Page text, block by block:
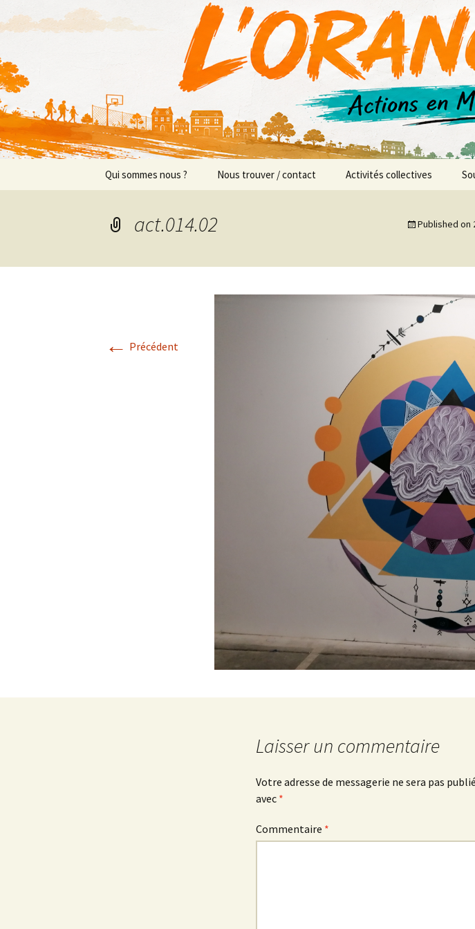
au
L'Oranger AMO
Actions en Milieu Ouvert
Qui sommes nous ?
Prévention sociale
Prévention éducative
Nous trouver / contact Activités collectives
act.014.02 Published on
← Précédent
Laisser un commentaire
Votre adresse de messagerie ne sera pas
avec *
Commentaire *